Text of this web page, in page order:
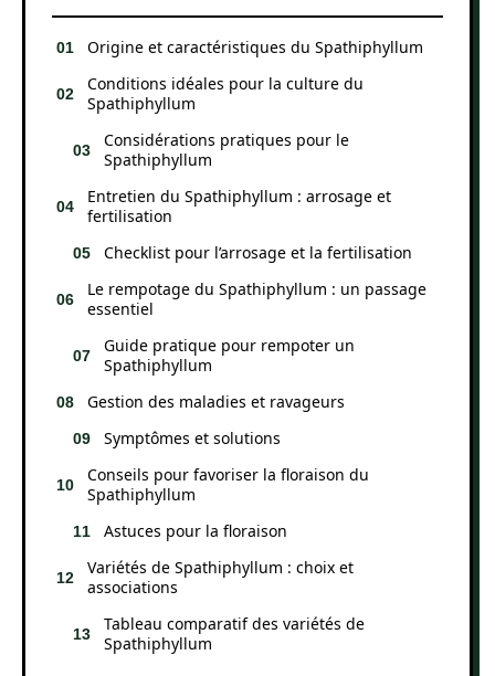
Origine et caractéristiques du Spathiphyllum
Conditions idéales pour la culture du
Spathiphyllum
Considérations pratiques pour le
Spathiphyllum
Entretien du Spathiphyllum : arrosage et
fertilisation
Checklist pour l’arrosage et la fertilisation
Le rempotage du Spathiphyllum : un passage
essentiel
Guide pratique pour rempoter un
Spathiphyllum
Gestion des maladies et ravageurs
Symptômes et solutions
Conseils pour favoriser la floraison du
Spathiphyllum
Astuces pour la floraison
Variétés de Spathiphyllum : choix et
associations
Tableau comparatif des variétés de
Spathiphyllum